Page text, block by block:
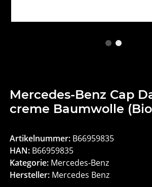
Mercedes-Benz Cap
creme Baumwolle
Artikelnummer: B66959835
HAN: B66959835
Kategorie: Mercedes-Benz
Hersteller: Mercedes Benz